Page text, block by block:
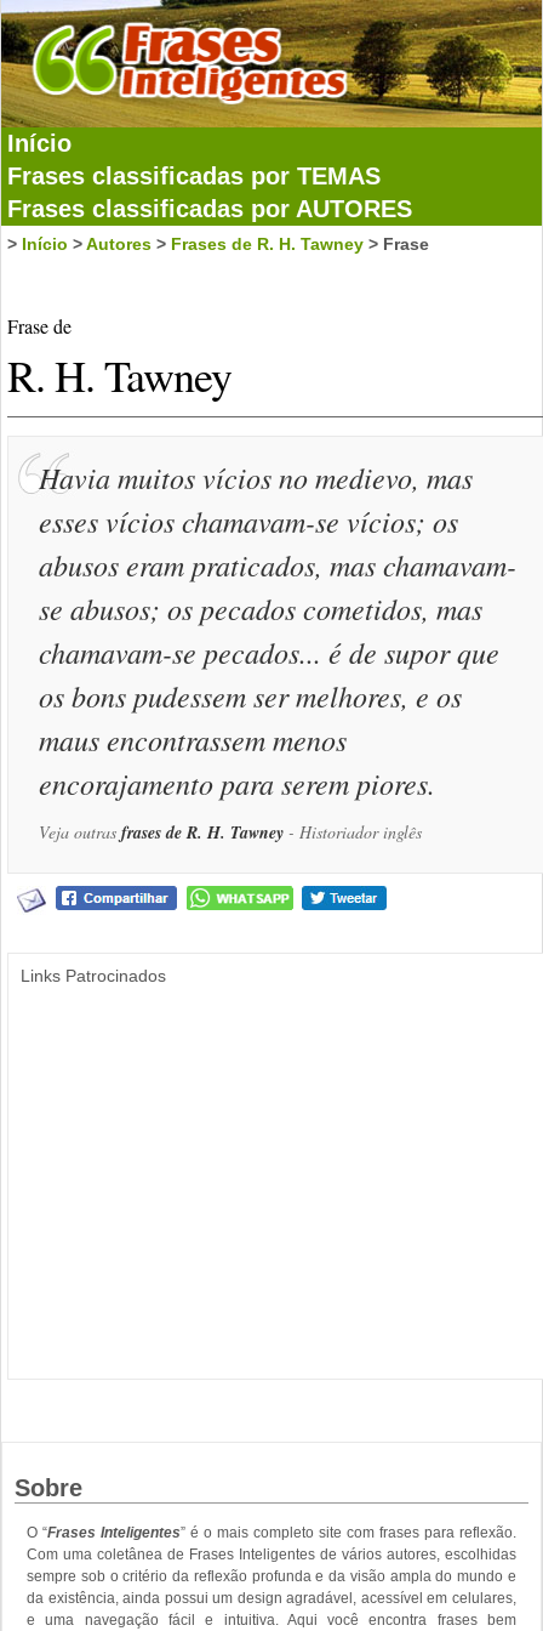
Início
Frases classificadas por TEMAS
Frases classificadas por AUTORES
> Início >Autores > Frases de R. H. Tawney > Frase
Frase de
R. H. Tawney
Havia muitos vícios no medievo, mas
esses vícios chamavam-se vícios; os
abusos eram praticados, mas chamavam-
se abusos; os pecados cometidos, mas
chamavam-se pecados... é de supor que
os bons pudessem ser melhores, e os
maus encontrassem menos
encorajamento para serem piores.
Veja outras frases de R. H. Tawney - Historiador inglês
Links Patrocinados
Sobre
O “Frases Inteligentes” é o mais completo site com frases para reflexão.
Com uma coletânea de Frases Inteligentes de vários autores, escolhidas
sempre sob o critério da reflexão profunda e da visão ampla do mundo e
da existência, ainda possui um design agradável, acessível em celulares,
e uma navegação fácil e intuitiva. Aqui você encontra frases bem